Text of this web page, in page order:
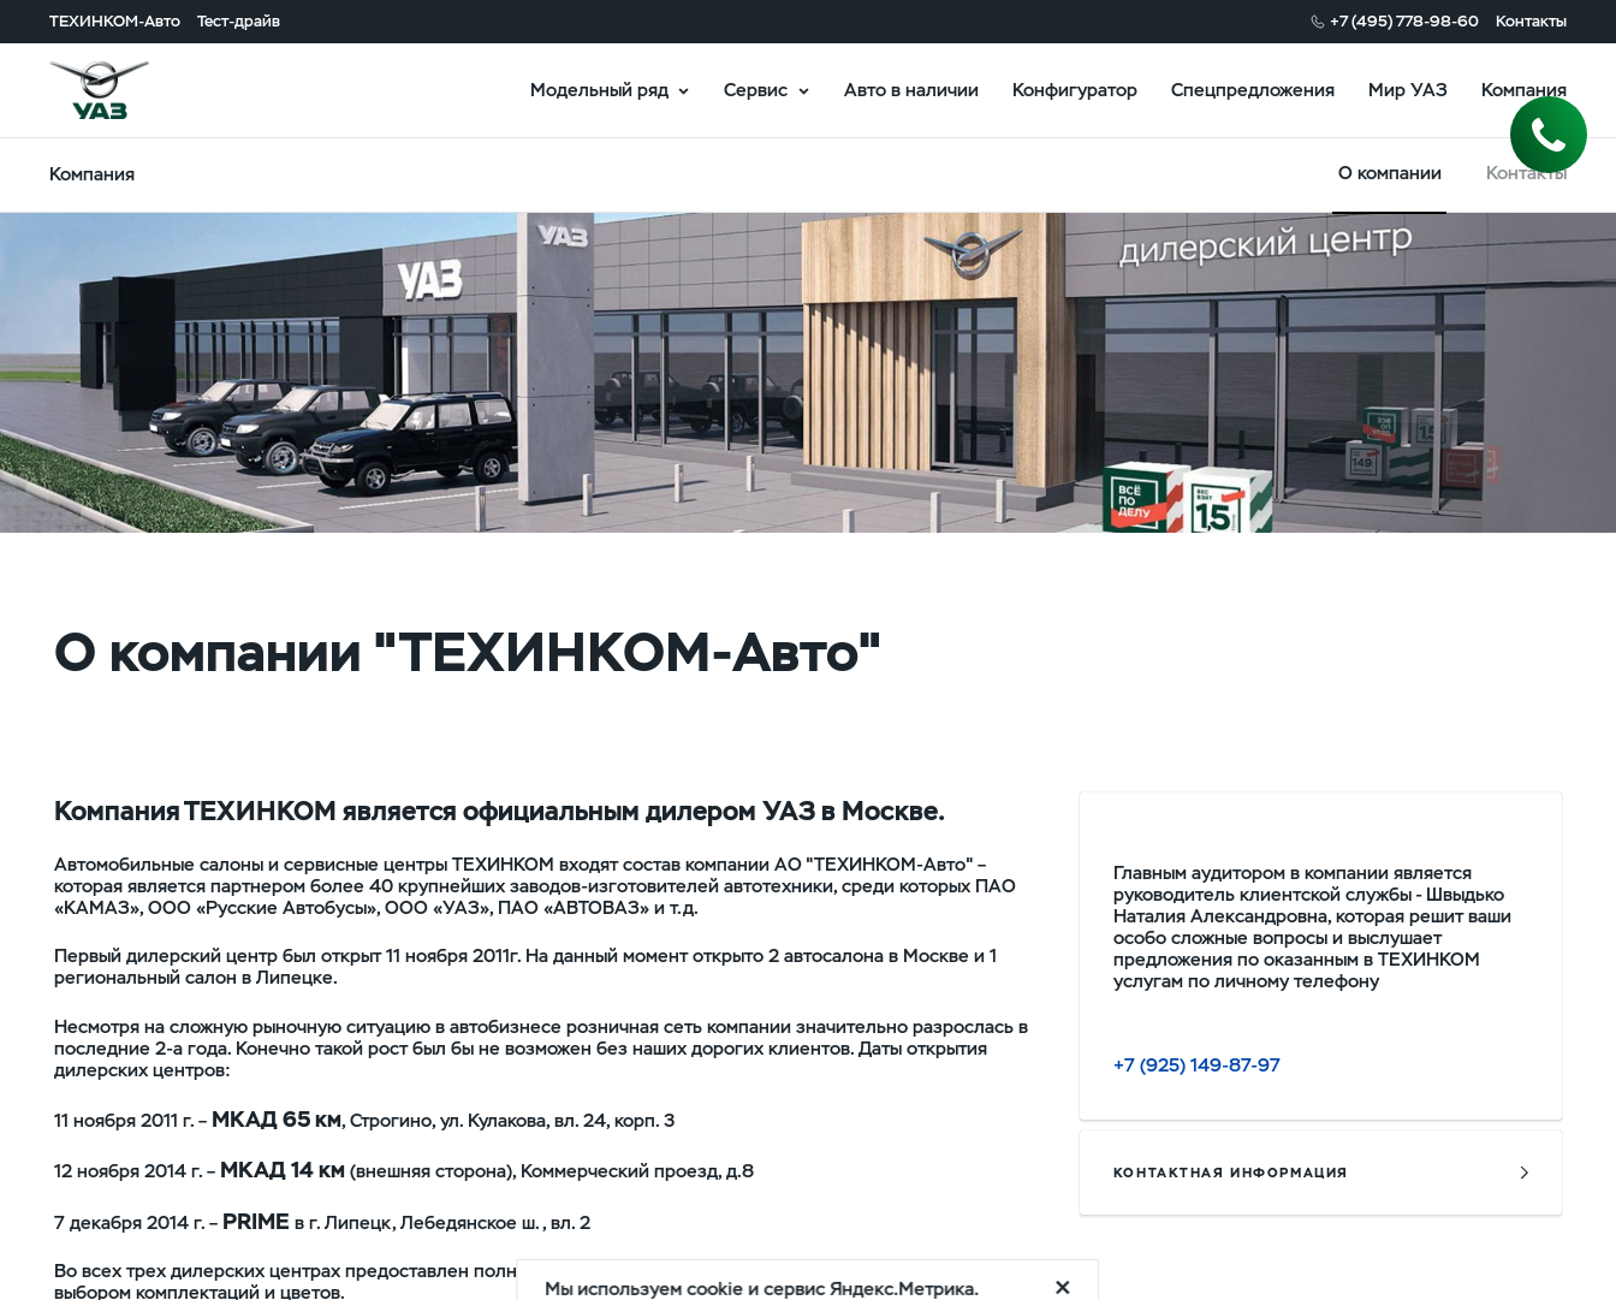
ТЕХИНКОМ-Авто Тест-драйв +7 (495) 778-98-60 Контакты
Модельный ряд Сервис Авто в наличии Конфигуратор Спецпредложения Мир УАЗ Компания
Компания О компании Контакты
О компании "ТЕХИНКОМ-Авто"
Компания ТЕХИНКОМ является официальным дилером УАЗ в Москве.
Автомобильные салоны и сервисные центры ТЕХИНКОМ входят состав компании АО "ТЕХИНКОМ-Авто" –
которая является партнером более 40 крупнейших заводов-изготовителей автотехники, среди которых ПАО
«КАМАЗ», ООО «Русские Автобусы», ООО «УАЗ», ПАО «АВТОВАЗ» и т.д.
Первый дилерский центр был открыт 11 ноября 2011г. На данный момент открыто 2 автосалона в Москве и 1
региональный салон в Липецке.
Несмотря на сложную рыночную ситуацию в автобизнесе розничная сеть компании значительно разрослась в
последние 2-а года. Конечно такой рост был бы не возможен без наших дорогих клиентов. Даты открытия
дилерских центров:
11 ноября 2011 г. – МКАД 65 км, Строгино, ул. Кулакова, вл. 24, корп. 3
12 ноября 2014 г. – МКАД 14 км(внешняя сторона), Коммерческий проезд, д.8
7 декабря 2014 г. – PRIME в г. Липецк, Лебедянское ш., вл. 2
Во всех трех дилерских центрах предоставлен полный модельный ряд автомобилей УАЗ с максимальным
выбором комплектаций и цветов.
Главным аудитором в компании является
руководитель клиентской службы - Швыдько
Наталия Александровна, которая решит ваши
особо сложные вопросы и выслушает
предложения по оказанным в ТЕХИНКОМ
услугам по личному телефону
+7 (925) 149-87-97
КОНТАКТНАЯ ИНФОРМАЦИЯ
Мы используем cookie и сервис Яндекс.Метрика.